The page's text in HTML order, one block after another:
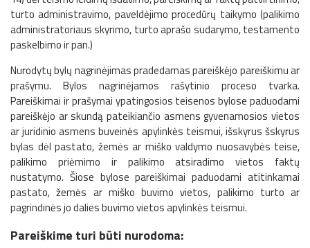
turto administravimo, paveldėjimo procedūrų taikymo (palikimo
administratoriaus skyrimo, turto aprašo sudarymo, testamento
paskelbimo ir pan.)
Nurodytų bylų nagrinėjimas pradedamas pareiškėjo pareiškimu ar
prašymu. Bylos nagrinėjamos rašytinio proceso tvarka.
Pareiškimai ir prašymai ypatingosios teisenos bylose paduodami
pareiškėjo ar skundą pateikiančio asmens gyvenamosios vietos
ar juridinio asmens buveinės apylinkės teismui, išskyrus šskyrus
bylas dėl pastato, žemės ar miško valdymo nuosavybės teise,
palikimo priėmimo ir palikimo atsiradimo vietos faktų
nustatymo. Šiose bylose pareiškimai paduodami atitinkamai
pastato, žemės ar miško buvimo vietos, palikimo turto ar
pagrindinės jo dalies buvimo vietos apylinkės teismui.
Pareiškime turi būti nurodoma: